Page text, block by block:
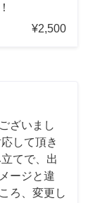
¥2,500
ざいまし
して頂き
てで、出
ージと違
ろ、変更し